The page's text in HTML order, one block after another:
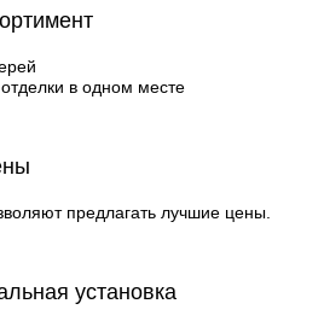
в одном месте
предлагать лучшие цены.
установка